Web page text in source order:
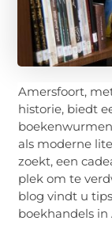
Amersfoort,
historie, biedt
als moderne
zoekt, een
plek om te
blog vindt u
boekhandels in